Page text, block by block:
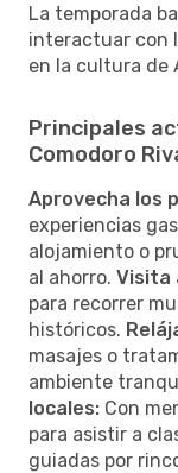
La temporada
interactuar con
en la cultura de
Principales
Comodoro
Aprovecha los
experiencias
alojamiento o
al ahorro. Visita
para recorrer
históricos.
masajes o
ambiente
locales: Con
para asistir a
guiadas por